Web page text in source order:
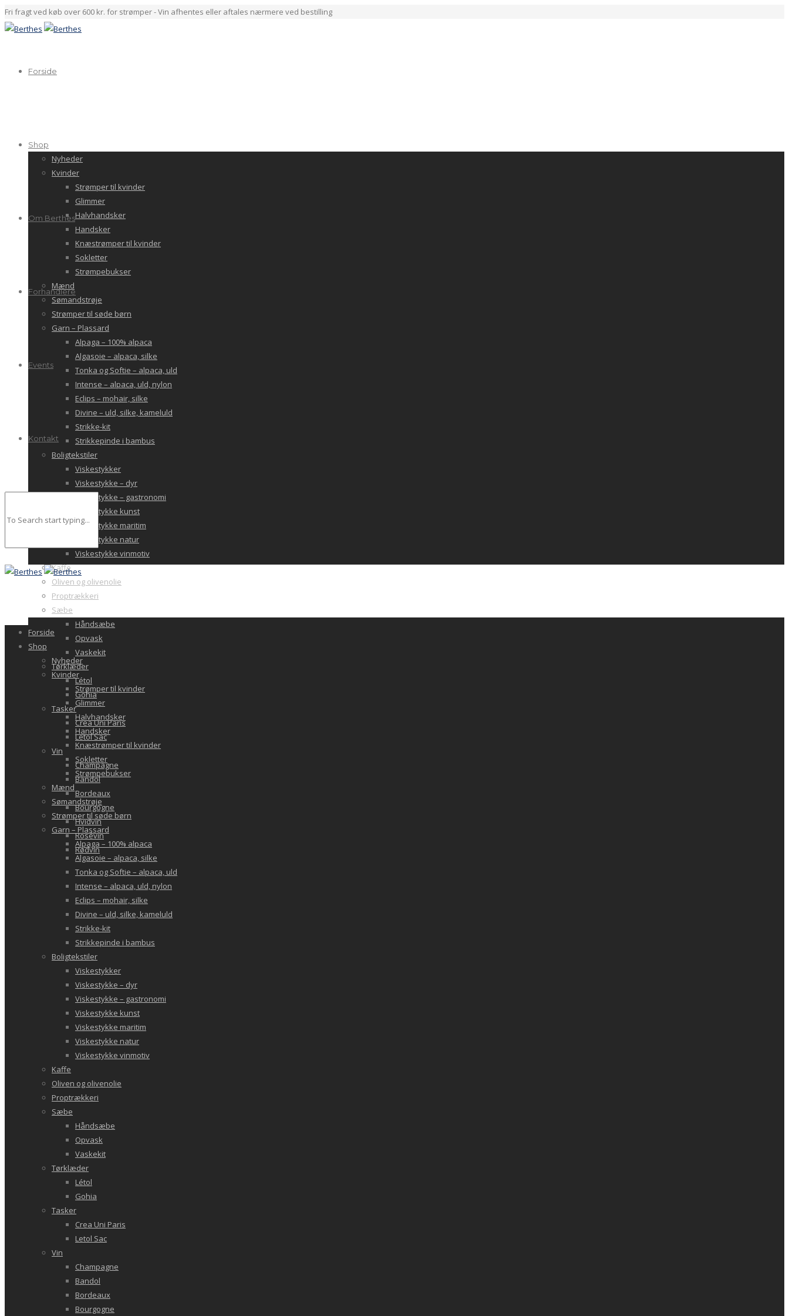
Fri fragt ved køb over 600 kr. for strømper - Vin afhentes eller aftales nærmere ved bestilling
Forside
Shop
Nyheder
Kvinder
Strømper til kvinder
Glimmer
Halvhandsker
Handsker
Knæstrømper til kvinder
Sokletter
Strømpebukser
Mænd
Sømandstrøje
Strømper til søde børn
Garn – Plassard
Alpaga – 100% alpaca
Algasoie – alpaca, silke
Tonka og Softie – alpaca, uld
Intense – alpaca, uld, nylon
Eclips – mohair, silke
Divine – uld, silke, kameluld
Strikke-kit
Strikkepinde i bambus
Boligtekstiler
Viskestykker
Viskestykke – dyr
Viskestykke – gastronomi
Viskestykke kunst
Viskestykke maritim
Viskestykke natur
Viskestykke vinmotiv
Kaffe
Oliven og olivenolie
Proptrækkeri
Sæbe
Håndsæbe
Opvask
Vaskekit
Tørklæder
Létol
Gohia
Tasker
Crea Uni Paris
Letol Sac
Vin
Champagne
Bandol
Bordeaux
Bourgogne
Hvidvin
Rosévin
Rødvin
Om Berthes
Forhandlere
Events
Kontakt
Forside
Shop
Nyheder
Kvinder
Strømper til kvinder
Glimmer
Halvhandsker
Handsker
Knæstrømper til kvinder
Sokletter
Strømpebukser
Mænd
Sømandstrøje
Strømper til søde børn
Garn – Plassard
Alpaga – 100% alpaca
Algasoie – alpaca, silke
Tonka og Softie – alpaca, uld
Intense – alpaca, uld, nylon
Eclips – mohair, silke
Divine – uld, silke, kameluld
Strikke-kit
Strikkepinde i bambus
Boligtekstiler
Viskestykker
Viskestykke – dyr
Viskestykke – gastronomi
Viskestykke kunst
Viskestykke maritim
Viskestykke natur
Viskestykke vinmotiv
Kaffe
Oliven og olivenolie
Proptrækkeri
Sæbe
Håndsæbe
Opvask
Vaskekit
Tørklæder
Létol
Gohia
Tasker
Crea Uni Paris
Letol Sac
Vin
Champagne
Bandol
Bordeaux
Bourgogne